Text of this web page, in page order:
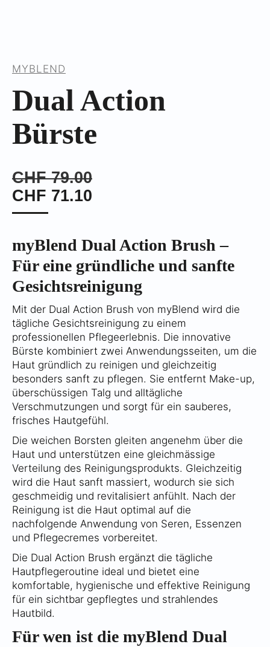
MYBLEND
Dual Action
Bürste
CHF79.00
CHF 71.10
myBlend Dual Action Brush –
Für eine gründliche und sanfte
Gesichtsreinigung
Mit der Dual Action Brush von myBlend wird die
tägliche Gesichtsreinigung zu einem
professionellen Pflegeerlebnis. Die innovative
Bürste kombiniert zwei Anwendungsseiten, um die
Haut gründlich zu reinigen und gleichzeitig
besonders sanft zu pflegen. Sie entfernt Make-up,
überschüssigen Talg und alltägliche
Verschmutzungen und sorgt für ein sauberes,
frisches Hautgefühl.
Die weichen Borsten gleiten angenehm über die
Haut und unterstützen eine gleichmässige
Verteilung des Reinigungsprodukts. Gleichzeitig
wird die Haut sanft massiert, wodurch sie sich
geschmeidig und revitalisiert anfühlt. Nach der
Reinigung ist die Haut optimal auf die
nachfolgende Anwendung von Seren, Essenzen
und Pflegecremes vorbereitet.
Die Dual Action Brush ergänzt die tägliche
Hautpflegeroutine ideal und bietet eine
komfortable, hygienische und effektive Reinigung
für ein sichtbar gepflegtes und strahlendes
Hautbild.
Für wen ist die myBlend Dual